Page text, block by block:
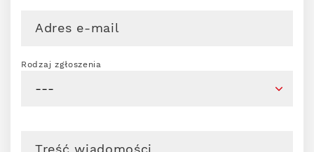
Adres e-mail
Rodzaj zgłoszenia